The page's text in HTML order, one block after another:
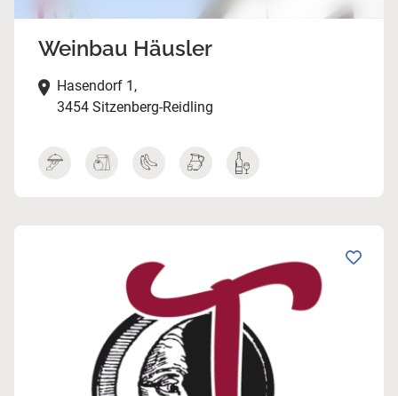
Weinbau Häusler
Hasendorf 1,
3454 Sitzenberg-Reidling